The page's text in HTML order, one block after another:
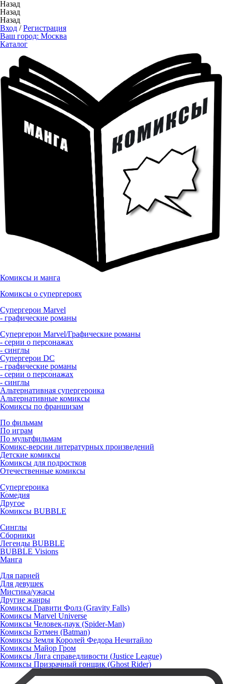
Назад
Назад
Назад
Вход /Регистрация
Ваш город: Москва
Каталог
Комиксы и манга
Комиксы о супергероях
Супергерои Marvel
- графические романы
Супергерои Marvel/Графические романы
- серии о персонажах
- синглы
Супергерои DC
- графические романы
- серии о персонажах
- синглы
Альтернативная супергероика
Альтернативные комиксы
Комиксы по франшизам
По фильмам
По играм
По мультфильмам
Комикс-версии литературных произведений
Детские комиксы
Комиксы для подростков
Отечественные комиксы
Супергероика
Комедия
Другое
Комиксы BUBBLE
Синглы
Сборники
Легенды BUBBLE
BUBBLE Visions
Манга
Для парней
Для девушек
Мистика/ужасы
Другие жанры
Комиксы Гравити Фолз (Gravity Falls)
Комиксы Marvel Universe
Комиксы Человек-паук (Spider-Man)
Комиксы Бэтмен (Batman)
Комиксы Земля Королей Федора Нечитайло
Комиксы Майор Гром
Комиксы Лига справедливости (Justice League)
Комиксы Призрачный гонщик (Ghost Rider)